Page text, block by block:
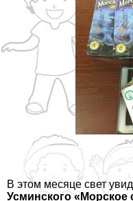
В этом месяце свет
Усминского «Морское